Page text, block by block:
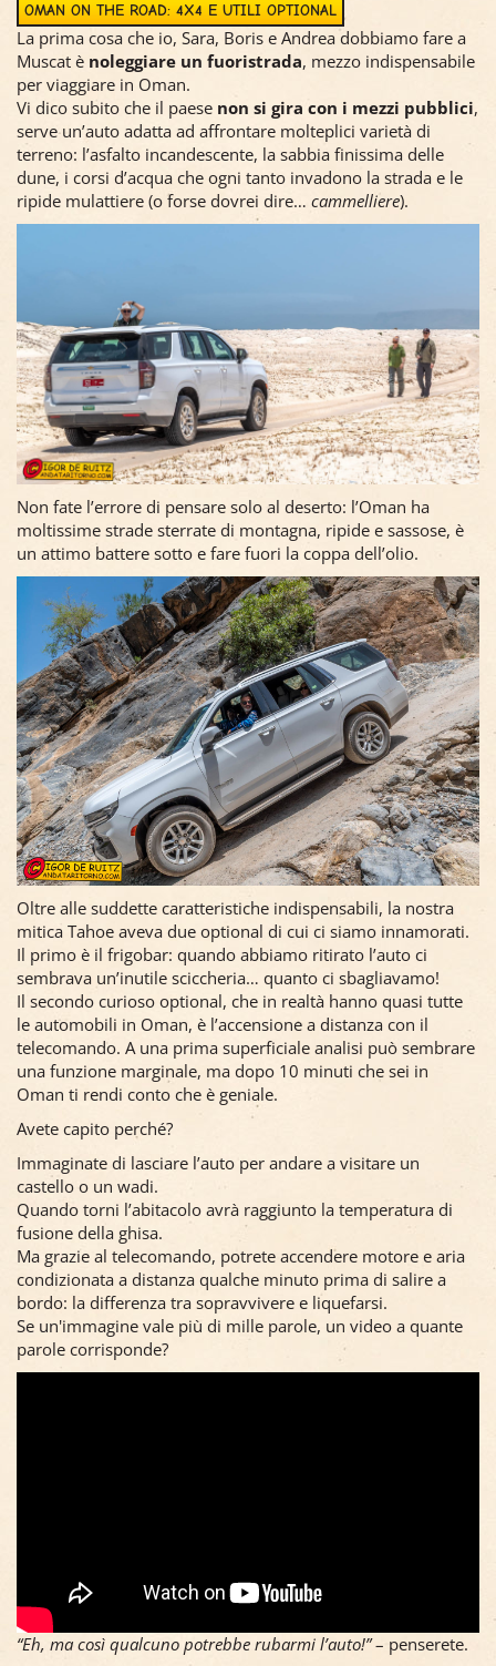
OMAN ON THE ROAD: 4X4 E UTILI OPTIONAL
La prima cosa che io, Sara, Boris e Andrea dobbiamo fare a
Muscat è noleggiare un fuoristrada, mezzo indispensabile
per viaggiare in Oman.
Vi dico subito che il paese non si gira con i mezzi pubblici,
serve un’auto adatta ad affrontare molteplici varietà di
terreno: l’asfalto incandescente, la sabbia finissima delle
dune, i corsi d’acqua che ogni tanto invadono la strada e le
ripide mulattiere (o forse dovrei dire… cammelliere).
Non fate l’errore di pensare solo al deserto: l’Oman ha
moltissime strade sterrate di montagna, ripide e sassose, è
un attimo battere sotto e fare fuori la coppa dell’olio.
Oltre alle suddette caratteristiche indispensabili, la nostra
mitica Tahoe aveva due optional di cui ci siamo innamorati.
Il primo è il frigobar: quando abbiamo ritirato l’auto ci
sembrava un’inutile sciccheria… quanto ci sbagliavamo!
Il secondo curioso optional, che in realtà hanno quasi tutte
le automobili in Oman, è l’accensione a distanza con il
telecomando. A una prima superficiale analisi può sembrare
una funzione marginale, ma dopo 10 minuti che sei in
Oman ti rendi conto che è geniale.
Avete capito perché?
Immaginate di lasciare l’auto per andare a visitare un
castello o un wadi.
Quando torni l’abitacolo avrà raggiunto la temperatura di
fusione della ghisa.
Ma grazie al telecomando, potrete accendere motore e aria
condizionata a distanza qualche minuto prima di salire a
bordo: la differenza tra sopravvivere e liquefarsi.
Se un'immagine vale più di mille parole, un video a quante
parole corrisponde?
“Eh, ma così qualcuno potrebbe rubarmi l’auto!”– penserete.